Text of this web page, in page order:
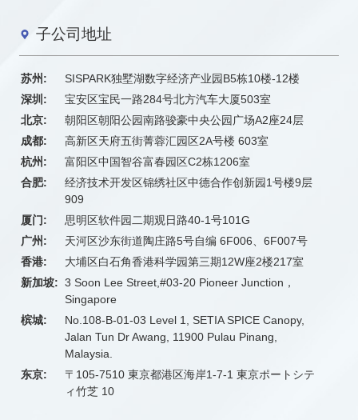
子公司地址
苏州:
SISPARK独墅湖数字经济产业园B5栋10楼-12楼
深圳:
宝安区宝民一路284号北方汽车大厦503室
北京:
朝阳区朝阳公园南路骏豪中央公园广场A2座24层
成都:
高新区天府五街菁蓉汇园区2A号楼 603室
杭州:
富阳区中国智谷富春园区C2栋1206室
合肥:
经济技术开发区锦绣社区中德合作创新园1号楼9层
909
厦门:
思明区软件园二期观日路40-1号101G
广州:
天河区沙东街道陶庄路5号自编 6F006、6F007号
香港:
大埔区白石角香港科学园第三期12W座2楼217室
新加坡: 3 Soon Lee Street,#03-20 Pioneer Junction，
Singapore
槟城:
No.108-B-01-03 Level 1, SETIA SPICE Canopy,
Jalan Tun Dr Awang, 11900 Pulau Pinang,
Malaysia.
东京:
〒105-7510 東京都港区海岸1-7-1 東京ポートシテ
ィ竹芝 10